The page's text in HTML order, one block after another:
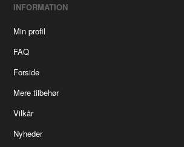
INFORMATION
Min profil
FAQ
Forside
Mere tilbehør
Vilkår
Nyheder